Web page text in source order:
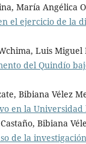
María Angélica
el ejercicio de la
Luis Miguel
del Quindío
Bibiana Vélez
en la Universidad
Bibiana
de la